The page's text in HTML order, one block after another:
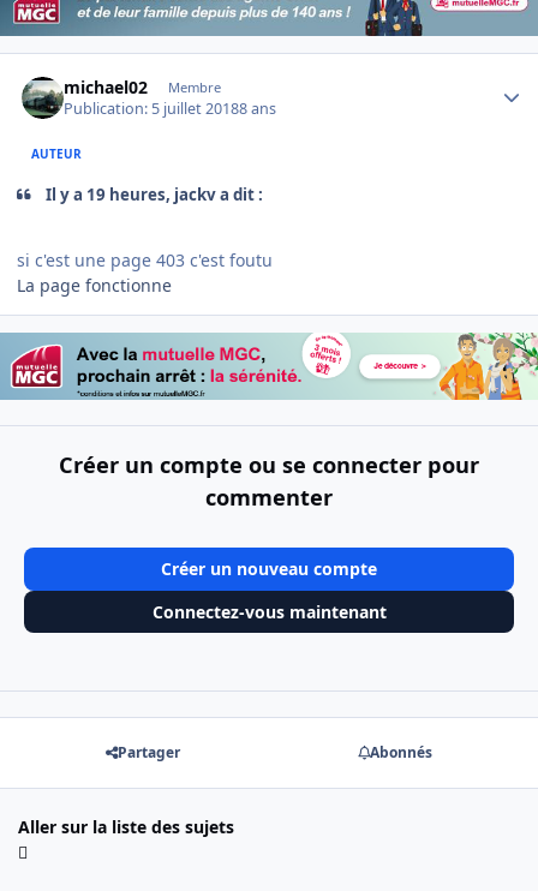
michael02 Membre
Publication: 5 juillet 20188 ans
AUTEUR
Il y a 19 heures, jackv a dit :
si c'est une page 403 c'est foutu
La page fonctionne
Créer un compte ou se connecter pour
commenter
Créer un nouveau compte
Connectez-vous maintenant
Partager Abonnés
Aller sur la liste des sujets